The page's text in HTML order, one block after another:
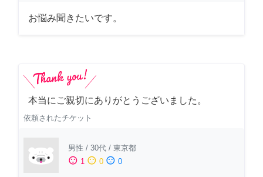
お悩み聞きたいです。
本当にご親切にありがとうございました。
依頼されたチケット
男性 / 30代 / 東京都
sentiment_satisfied 1 sentiment_neutral 0 sentiment_dissatisfied 0